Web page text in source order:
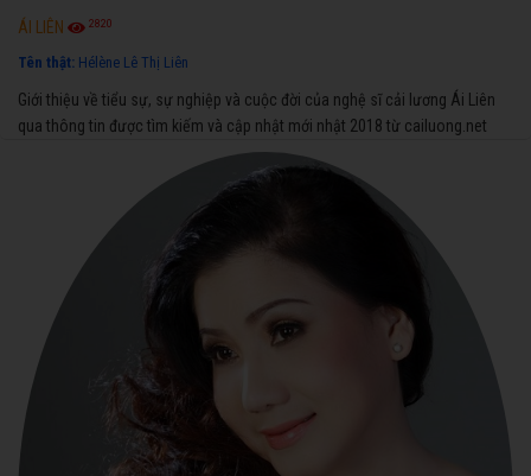
ÁI LIÊN 2820
Tên thật: Hélène Lê Thị Liên
Giới thiệu về tiểu sự, sự nghiệp và cuộc đời của nghệ sĩ cải lương Ái Liên
qua thông tin được tìm kiếm và cập nhật mới nhật 2018 từ cailuong.net